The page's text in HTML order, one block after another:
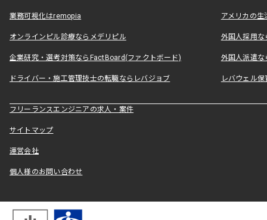
業務可視化はremopia アメリカの
オンラインピル診療ならメデリピル 外国人採用
企業研究・選考対策ならFactBoard(ファクトボード) 外国人派遣な
ドライバー・施工管理技士の転職ならレバジョブ レバウェル
フリーランスエンジニアの求人・案件
サイトマップ
運営会社
個人様のお問い合わせ